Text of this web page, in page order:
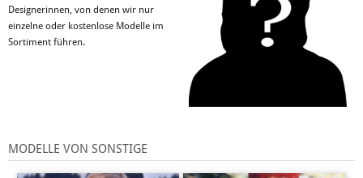
Designerinnen, von denen wir nur
einzelne oder kostenlose Modelle im
Sortiment führen.
MODELLE VON SONSTIGE